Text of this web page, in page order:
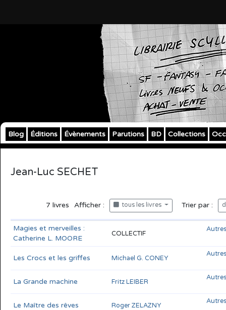
Blog Éditions Évènements Parutions BD Collections
Jean-Luc SECHET
7 livres Afficher : tous les livres Trier par :
Magies et merveilles :
Catherine L. MOORE
COLLECTIF
Les Crocs et les griffes Michael G. CONEY
La Grande machine Fritz LEIBER
Le Maître des rêves Roger ZELAZNY